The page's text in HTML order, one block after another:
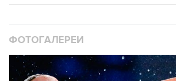
ФОТОГАЛЕРЕИ